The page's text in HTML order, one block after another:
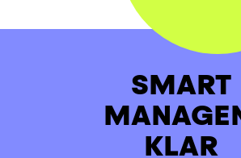
SMART
KLAR